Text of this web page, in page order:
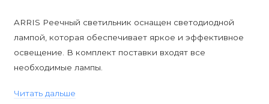
ARRIS Реечный светильник оснащен светодиодной
лампой, которая обеспечивает яркое и эффективное
освещение. В комплект поставки входят все
необходимые лампы.
Светильник не поддерживает диммирование, однако
Читать дальше